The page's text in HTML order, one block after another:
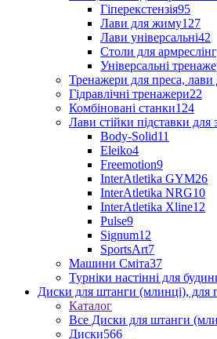
Гіперекстензія95
Лави для жиму127
Лави універсальні42
Столи для
Універсальні
Тренажери для преса,
Гідравлічні тренажери22
Комбіновані станки124
Лави стійки підставки для
Body-Solid11
Eleiko4
Freemotion9
InterAtletika GYM26
InterAtletika NRG10
InterAtletika Xline12
Pulse9
Signum12
SportsArt7
Машини Сміта37
Турніки настінні для
Диски для штанги (млинці), для
Каталог
Все Диски для штанги
Диски566